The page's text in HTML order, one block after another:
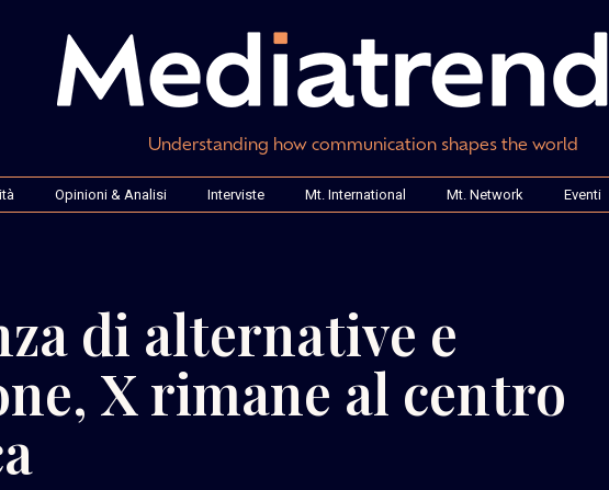
Understanding how communication shapes the world
Opinioni & Analisi Interviste Mt. International Mt. Network Eventi
di alternative e
X rimane al centro